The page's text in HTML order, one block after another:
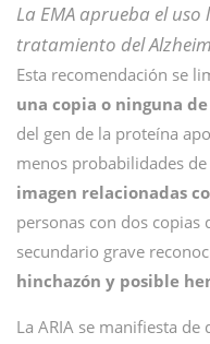
La EMA aprueba el
tratamiento del
Esta recomendación se
una copia o ninguna de
del gen de la proteína
menos probabilidades
imagen relacionadas
personas con dos copias
secundario grave
hinchazón y posible
La ARIA se manifiesta de